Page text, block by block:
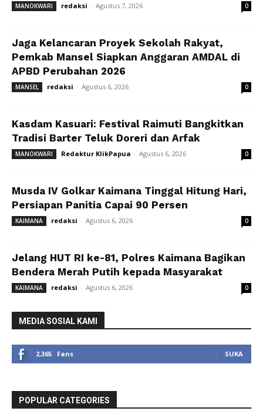
MANOKWARI redaksi - Agustus 7, 2026 0
Jaga Kelancaran Proyek Sekolah Rakyat,
Pemkab Mansel Siapkan Anggaran AMDAL di
APBD Perubahan 2026
MANSEL redaksi - Agustus 6, 2026 0
Kasdam Kasuari: Festival Raimuti Bangkitkan
Tradisi Barter Teluk Doreri dan Arfak
MANOKWARI Redaktur KlikPapua - Agustus 6, 2026 0
Musda IV Golkar Kaimana Tinggal Hitung Hari,
Persiapan Panitia Capai 90 Persen
KAIMANA redaksi - Agustus 6, 2026 0
Jelang HUT RI ke-81, Polres Kaimana Bagikan
Bendera Merah Putih kepada Masyarakat
KAIMANA redaksi - Agustus 6, 2026 0
MEDIA SOSIAL KAMI
2,365 Fans SUKA
POPULAR CATEGORIES